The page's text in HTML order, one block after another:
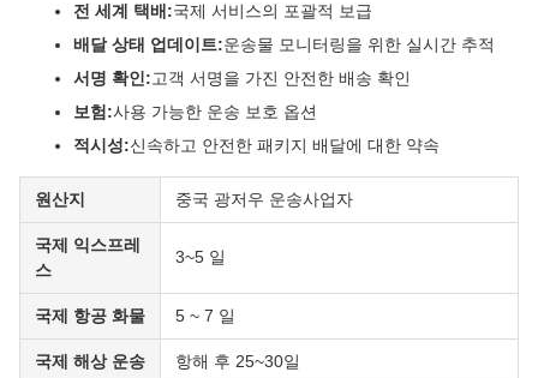
전 세계 택배:국제 서비스의 포괄적 보급
배달 상태 업데이트:운송물 모니터링을 위한 실시간 추적
서명 확인:고객 서명을 가진 안전한 배송 확인
보험:사용 가능한 운송 보호 옵션
적시성:신속하고 안전한 패키지 배달에 대한 약속
원산지 중국 광저우 운송사업자
국제 익스프레
스
3~5 일
국제 항공 화물 5 ~ 7 일
국제 해상 운송 항해 후 25~30일